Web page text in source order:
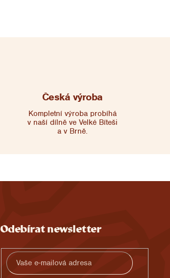
Česká výroba
Kompletní výroba probíhá
v naší dílně ve Velké Bíteši
a v Brně.
Odebírat newsletter